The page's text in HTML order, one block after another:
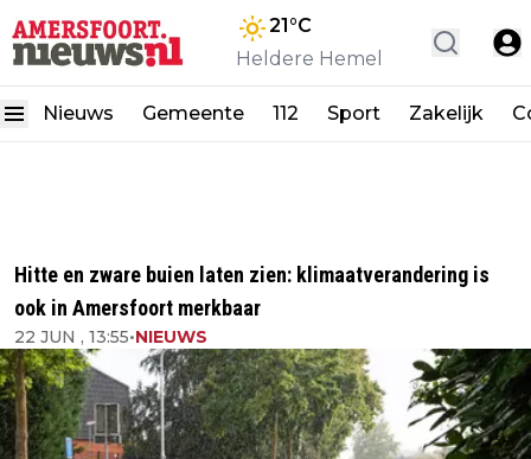
21°C
Heldere Hemel
Nieuws Gemeente 112 Sport Zakelijk
Hitte en zware buien laten zien: klimaatverandering is
ook in Amersfoort merkbaar
22 JUN , 13:55•NIEUWS